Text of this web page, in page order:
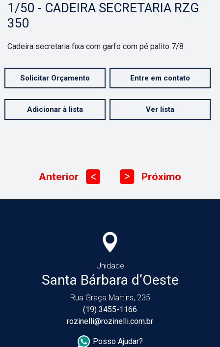
1/50 - CADEIRA SECRETARIA RZG
350
Cadeira secretaria fixa com garfo com pé palito 7/8
Solicitar Orçamento Entre em contato
Adicionar à lista Ver lista
Anterior ᐳ ᐳ Próximo
Unidade
Santa Bárbara d’Oeste
Rua Graça Martins, 235
(19) 3455-1166
rozinelli@rozinelli.com.br
Posso Ajudar?